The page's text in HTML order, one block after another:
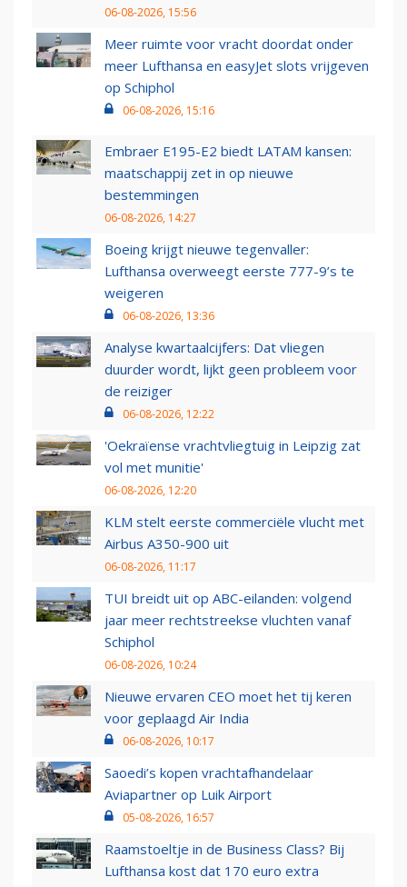
06-08-2026, 15:56
Meer ruimte voor vracht doordat onder
meer Lufthansa en easyJet slots vrijgeven
op Schiphol
06-08-2026, 15:16
Embraer E195-E2 biedt LATAM kansen:
maatschappij zet in op nieuwe
bestemmingen
06-08-2026, 14:27
Boeing krijgt nieuwe tegenvaller:
Lufthansa overweegt eerste 777-9’s te
weigeren
06-08-2026, 13:36
Analyse kwartaalcijfers: Dat vliegen
duurder wordt, lijkt geen probleem voor
de reiziger
06-08-2026, 12:22
'Oekraïense vrachtvliegtuig in Leipzig zat
vol met munitie'
06-08-2026, 12:20
KLM stelt eerste commerciële vlucht met
Airbus A350-900 uit
06-08-2026, 11:17
TUI breidt uit op ABC-eilanden: volgend
jaar meer rechtstreekse vluchten vanaf
Schiphol
06-08-2026, 10:24
Nieuwe ervaren CEO moet het tij keren
voor geplaagd Air India
06-08-2026, 10:17
Saoedi’s kopen vrachtafhandelaar
Aviapartner op Luik Airport
05-08-2026, 16:57
Raamstoeltje in de Business Class? Bij
Lufthansa kost dat 170 euro extra